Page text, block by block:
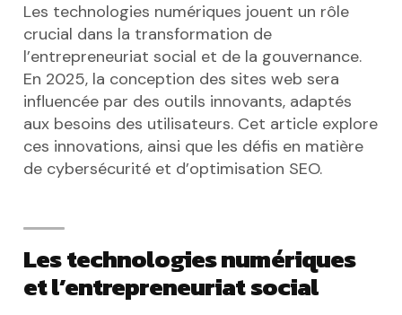
Les technologies numériques jouent un rôle
crucial dans la transformation de
l’entrepreneuriat social et de la gouvernance.
En 2025, la conception des sites web sera
influencée par des outils innovants, adaptés
aux besoins des utilisateurs. Cet article explore
ces innovations, ainsi que les défis en matière
de cybersécurité et d’optimisation SEO.
Les technologies numériques
et l’entrepreneuriat social